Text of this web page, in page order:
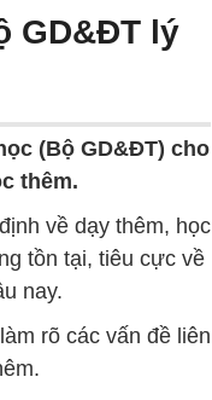
GD&ĐT lý
(Bộ GD&ĐT) cho
thêm.
về dạy thêm, học
tồn tại, tiêu cực về
nay.
rõ các vấn đề liên